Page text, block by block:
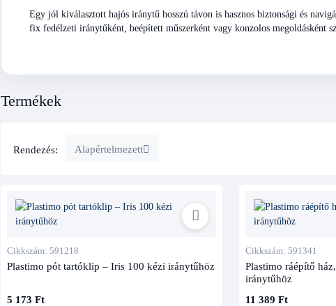
Egy jól kiválasztott hajós iránytű hosszú távon is hasznos biztonsági és
fix fedélzeti iránytűként, beépített műszerként vagy konzolos megoldásként
Termékek
Rendezés: Alapértelmezett
Cikkszám: 591218
Plastimo pót tartóklip – Iris 100 kézi iránytűhöz
5 173 Ft
Cikkszám: 591341
Plastimo ráépítő
iránytűhöz
11 389 Ft